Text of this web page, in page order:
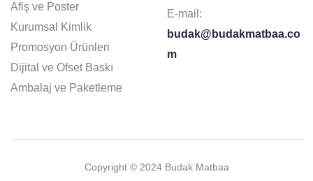
Afiş ve Poster
Kurumsal Kimlik
Promosyon Ürünleri
Dijital ve Ofset Baskı
Ambalaj ve Paketleme
E-mail:
budak@budakmatbaa.co
m
Copyright © 2024 Budak Matbaa